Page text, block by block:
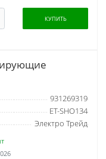
КУПИТЬ
931269319
ET-SHO134
Электро Трейд